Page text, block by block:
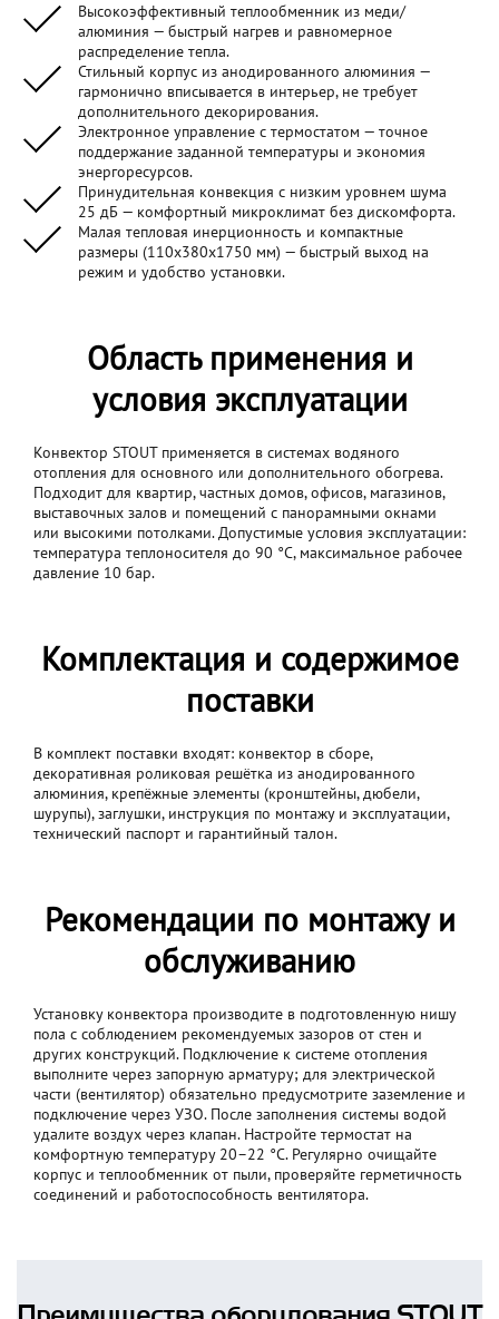
Высокоэффективный теплообменник из меди/
алюминия — быстрый нагрев и равномерное
распределение тепла.
Стильный корпус из анодированного алюминия —
гармонично вписывается в интерьер, не требует
дополнительного декорирования.
Электронное управление с термостатом — точное
поддержание заданной температуры и экономия
энергоресурсов.
Принудительная конвекция с низким уровнем шума
25 дБ — комфортный микроклимат без дискомфорта.
Малая тепловая инерционность и компактные
размеры (110x380x1750 мм) — быстрый выход на
режим и удобство установки.
Область применения и
условия эксплуатации
Конвектор STOUT применяется в системах водяного
отопления для основного или дополнительного обогрева.
Подходит для квартир, частных домов, офисов, магазинов,
выставочных залов и помещений с панорамными окнами
или высокими потолками. Допустимые условия эксплуатации:
температура теплоносителя до 90 °C, максимальное рабочее
давление 10 бар.
Комплектация и содержимое
поставки
В комплект поставки входят: конвектор в сборе,
декоративная роликовая решётка из анодированного
алюминия, крепёжные элементы (кронштейны, дюбели,
шурупы), заглушки, инструкция по монтажу и эксплуатации,
технический паспорт и гарантийный талон.
Рекомендации по монтажу и
обслуживанию
Установку конвектора производите в подготовленную нишу
пола с соблюдением рекомендуемых зазоров от стен и
других конструкций. Подключение к системе отопления
выполните через запорную арматуру; для электрической
части (вентилятор) обязательно предусмотрите заземление и
подключение через УЗО. После заполнения системы водой
удалите воздух через клапан. Настройте термостат на
комфортную температуру 20–22 °C. Регулярно очищайте
корпус и теплообменник от пыли, проверяйте герметичность
соединений и работоспособность вентилятора.